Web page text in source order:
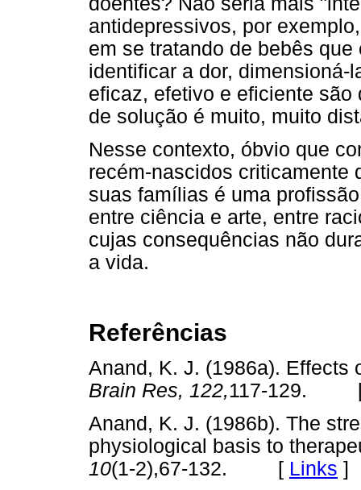
antidepressivos, por
em se tratando de bebês
identificar a dor, dimensioná-
eficaz, efetivo e eficiente
de solução é muito, muito
Nesse contexto, óbvio que
recém-nascidos criticamente
suas famílias é uma
entre ciência e arte, entre
cujas consequências não
a vida.
Referências
Anand, K. J. (1986a).
Brain Res, 122,117-129.
Anand, K. J. (1986b). The
physiological basis to
10(1-2),67-132. [ Links ]